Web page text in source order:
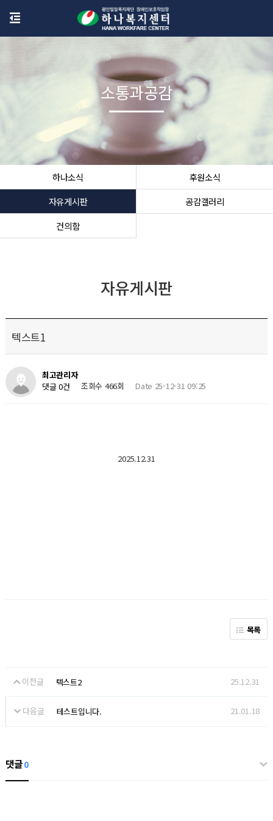
하나소식
후원소식
자유게시판
공감갤러리
건의함
소통과공감
자유게시판
텍스트1
최고관리자
댓글 0건
조회수 466회 Date 25-12-31 09:25
2025.12.31
목록
이전글 텍스트2 25.12.31
다음글 테스트입니다. 21.01.18
댓글0